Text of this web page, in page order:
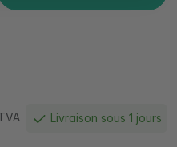
Livraison sous 1 jours